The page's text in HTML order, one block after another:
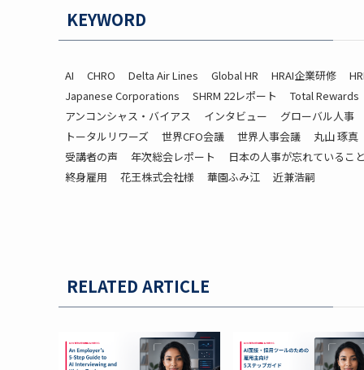
KEYWORD
AI CHRO Delta Air Lines Global HR HRAI企業研修
Japanese Corporations
SHRM 22レポート
Total Rewards
アンコンシャス・バイアス
インタビュー
グローバル人事
トータルリワーズ
世界CFO会議 世界人事会議
丸山 琢真
受講者の声
年次総会レポート
日本の人事が忘れているこ
終身雇用
花王株式会社様 華園ふみ江 近兼浩嗣
RELATED ARTICLE